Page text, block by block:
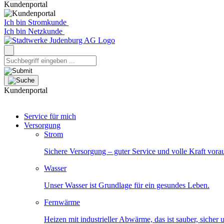
Kundenportal
Ich bin Stromkunde
Ich bin Netzkunde
Kundenportal
Service für mich
Versorgung
Strom
Sichere Versorgung – guter Service und volle Kraft
Wasser
Unser Wasser ist Grundlage für ein gesundes Leben.
Fernwärme
Heizen mit industrieller Abwärme, das ist sauber, sicher